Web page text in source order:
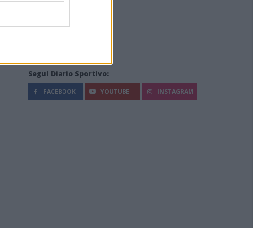
Segui Diario Sportivo:
FACEBOOK YOUTUBE INSTAGRAM